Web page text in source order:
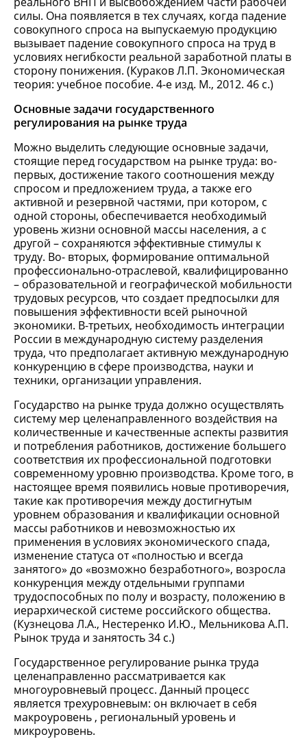
силы. Она появляется в тех случаях, когда падение
совокупного спроса на выпускаемую продукцию
вызывает падение совокупного спроса на труд в
условиях негибкости реальной заработной платы в
сторону понижения. (Кураков Л.П. Экономическая
теория: учебное пособие. 4-е изд. М., 2012. 46 с.)
Основные задачи государственного
регулирования на рынке труда
Можно выделить следующие основные задачи,
стоящие перед государством на рынке труда: во-
первых, достижение такого соотношения между
спросом и предложением труда, а также его
активной и резервной частями, при котором, с
одной стороны, обеспечивается необходимый
уровень жизни основной массы населения, а с
другой – сохраняются эффективные стимулы к
труду. Во- вторых, формирование оптимальной
профессионально-отраслевой, квалифицированно
– образовательной и географической мобильности
трудовых ресурсов, что создает предпосылки для
повышения эффективности всей рыночной
экономики. В-третьих, необходимость интеграции
России в международную систему разделения
труда, что предполагает активную международную
конкуренцию в сфере производства, науки и
техники, организации управления.
Государство на рынке труда должно осуществлять
систему мер целенаправленного воздействия на
количественные и качественные аспекты развития
и потребления работников, достижение большего
соответствия их профессиональной подготовки
современному уровню производства. Кроме того, в
настоящее время появились новые противоречия,
такие как противоречия между достигнутым
уровнем образования и квалификации основной
массы работников и невозможностью их
применения в условиях экономического спада,
изменение статуса от «полностью и всегда
занятого» до «возможно безработного», возросла
конкуренция между отдельными группами
трудоспособных по полу и возрасту, положению в
иерархической системе российского общества.
(Кузнецова Л.А., Нестеренко И.Ю., Мельникова А.П.
Рынок труда и занятость 34 с.)
Государственное регулирование рынка труда
целенаправленно рассматривается как
многоуровневый процесс. Данный процесс
является трехуровневым: он включает в себя
макроуровень , региональный уровень и
микроуровень.